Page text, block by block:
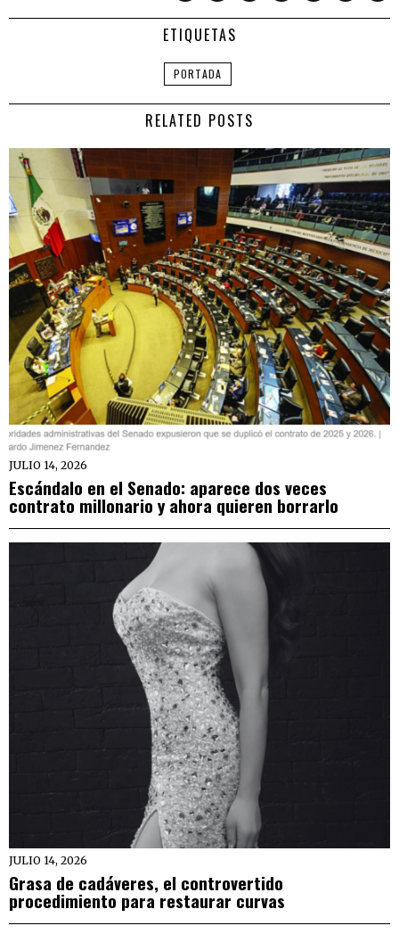
ETIQUETAS
PORTADA
RELATED POSTS
JULIO 14, 2026
Escándalo en el Senado: aparece dos veces
contrato millonario y ahora quieren borrarlo
JULIO 14, 2026
Grasa de cadáveres, el controvertido
procedimiento para restaurar curvas